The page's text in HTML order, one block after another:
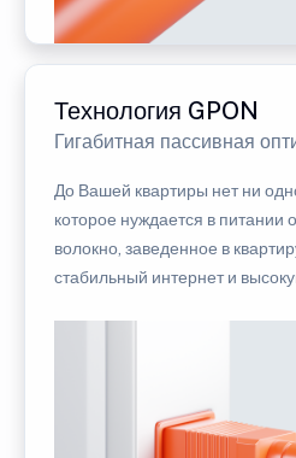
Технология GPON
Гигабитная пассивная
До Вашей квартиры нет ни
которое нуждается в питании
волокно, заведенное в
стабильный интернет и